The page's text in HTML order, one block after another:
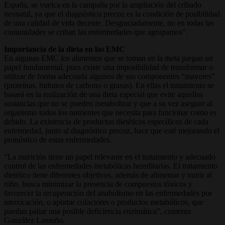
España, se vuelca en la campaña por la ampliación del cribado
neonatal, ya que el diagnóstico precoz es la condición de posibilidad
de una calidad de vida decente. Desgraciadamente, no en todas las
comunidades se criban las enfermedades que agrupamos”.
Importancia de la dieta en las EMC
En algunas EMC los alimentos que se toman en la dieta juegan un
papel fundamental, pues existe una imposibilidad de transformar o
utilizar de forma adecuada algunos de sus componentes “mayores”
(proteínas, hidratos de carbono o grasas). En ellas el tratamiento se
basará en la realización de una dieta especial que evite aquellas
sustancias que no se pueden metabolizar y que a su vez asegure al
organismo todos los nutrientes que necesita para funcionar como es
debido. La existencia de productos dietéticos específicos de cada
enfermedad, junto al diagnóstico precoz, hace que esté mejorando el
pronóstico de estas enfermedades.
“La nutrición tiene un papel relevante en el tratamiento y adecuado
control de las enfermedades metabólicas hereditarias. El tratamiento
dietético tiene diferentes objetivos, además de alimentar y nutrir al
niño, busca minimizar la presencia de compuestos tóxicos y
favorecer la recuperación del anabolismo en las enfermedades por
intoxicación, o aportar cofactores o productos metabólicos, que
puedan paliar una posible deficiencia enzimática”, comenta
González Lamuño.